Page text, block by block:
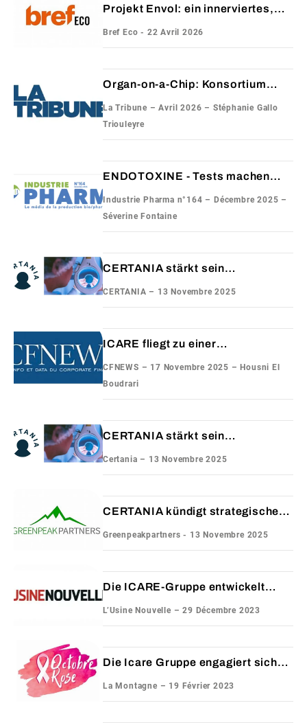
Projekt Envol: ein innerviertes,
Bref Eco - 22 Avril 2026
Organ-on-a-Chip: Konsortium
La Tribune – Avril 2026 – Stéphanie Gallo
Triouleyre
ENDOTOXINE - Tests machen
Industrie Pharma n°164 – Décembre 2025 –
Séverine Fontaine
CERTANIA stärkt sein
CERTANIA – 13 Novembre 2025
ICARE fliegt zu einer
CFNEWS – 17 Novembre 2025 – Housni El
Boudrari
CERTANIA stärkt sein
Certania – 13 Novembre 2025
CERTANIA kündigt strategische
Greenpeakpartners - 13 Novembre 2025
Die ICARE-Gruppe entwickelt
L’Usine Nouvelle – 29 Décembre 2023
Die Icare Gruppe engagiert sich
La Montagne – 19 Février 2023